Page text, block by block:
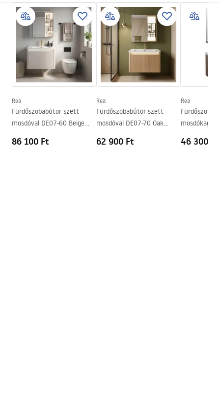
Anyag
Alumínium, Kerámia, Műanyag
Magasság
485
mm
Szélesség
mm
Mélység
mm
Garanciális feltételek
Warranty_Terms_and_Conditions_-_Furniture_-
_24.pdf
Manual
Instrukcja_monta__u_Zestaw_mebli___azienkowych_D
Rea
Fürdőszobabútor szett
mosdóval DE07-60 Beige
86 100 Ft
Rea
Fürdőszobabútor szett
mosdóval DE07-70 Oak
62 900 Ft
Rea
46 300 Ft